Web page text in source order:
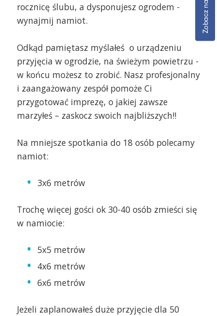
rocznicę ślubu, a dysponujesz ogrodem -
wynajmij namiot.
Odkąd pamiętasz myślałeś o urządzeniu
przyjęcia w ogrodzie, na świeżym powietrzu -
w końcu możesz to zrobić. Nasz profesjonalny
i zaangażowany zespół pomoże Ci
przygotować imprezę, o jakiej zawsze
marzyłeś – zaskocz swoich najbliższych!!
Na mniejsze spotkania do 18 osób polecamy
namiot:
3x6 metrów
Trochę więcej gości ok 30-40 osób zmieści się
w namiocie:
5x5 metrów
4x6 metrów
6x6 metrów
Jeżeli zaplanowałeś duże przyjęcie dla 50